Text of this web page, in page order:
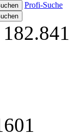
Profi-Suche
182.841